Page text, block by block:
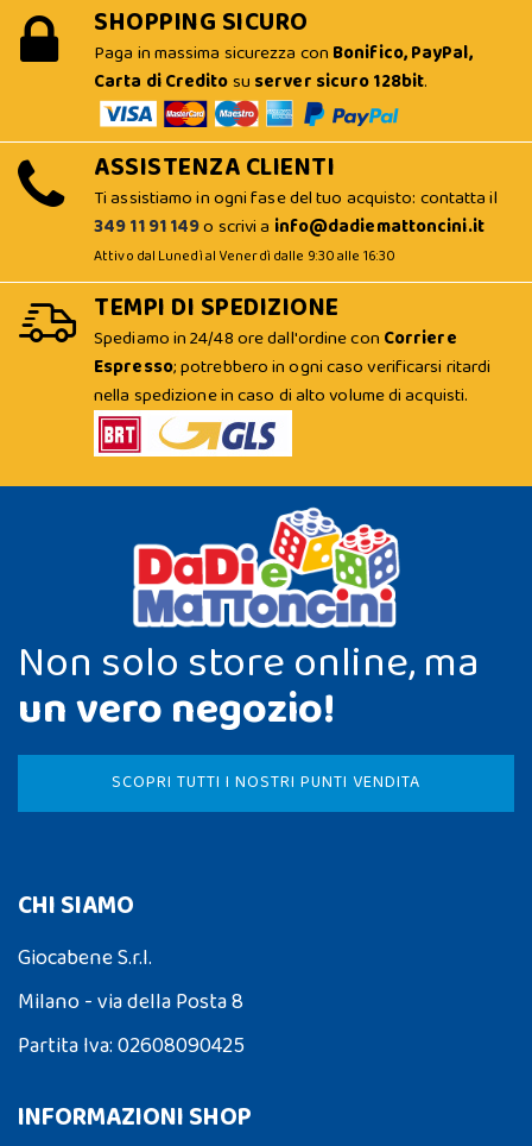
SHOPPING SICURO
Paga in massima sicurezza con Bonifico, PayPal,
Carta di Creditosu server sicuro 128bit.
ASSISTENZA CLIENTI
Ti assistiamo in ogni fase del tuo acquisto: contatta il
349 11 91 149o scrivi a info@dadiemattoncini.it
Attivo dal Lunedì al Venerdì dalle 9:30 alle 16:30
TEMPI DI SPEDIZIONE
Spediamo in 24/48 ore dall'ordine con Corriere
Espresso; potrebbero in ogni caso verificarsi ritardi
nella spedizione in caso di alto volume di acquisti.
Non solo store online, ma
un vero negozio!
SCOPRI TUTTI I NOSTRI PUNTI VENDITA
CHI SIAMO
Giocabene S.r.l.
Milano - via della Posta 8
Partita Iva: 02608090425
INFORMAZIONI SHOP